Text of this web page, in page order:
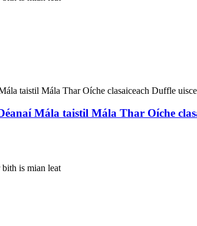
Mála taistil Mála Thar Oíche
is mian leat